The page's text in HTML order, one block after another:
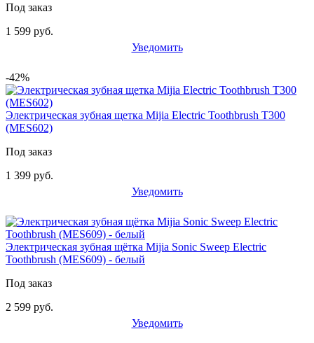
Под заказ
1 599 руб.
Уведомить
-42%
Электрическая зубная щетка Mijia Electric Toothbrush T300
(MES602)
Под заказ
1 399 руб.
Уведомить
Электрическая зубная щётка Mijia Sonic Sweep Electric
Toothbrush (MES609) - белый
Под заказ
2 599 руб.
Уведомить